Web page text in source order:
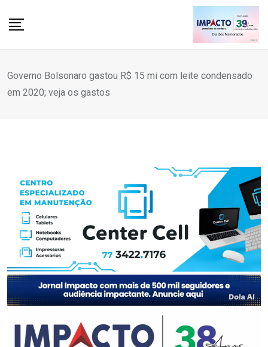
Governo Bolsonaro gastou R$ 15 mi com leite condensado
em 2020; veja os gastos